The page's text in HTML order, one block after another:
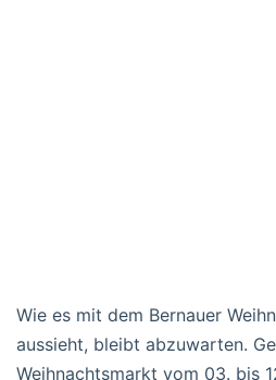
Wie es mit dem Bernauer
aussieht, bleibt abzuwarten.
Weihnachtsmarkt vom 03. bis